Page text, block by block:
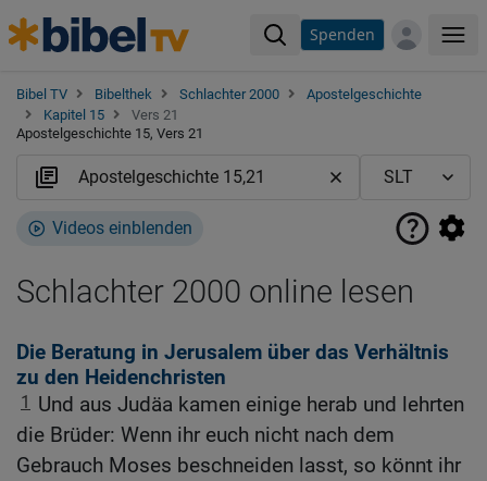
Spenden
Bibel TV Bibelthek Schlachter 2000
Apostelgeschichte
Kapitel 15
Vers 21
Apostelgeschichte 15, Vers 21
Videos einblenden
Schlachter 2000 online lesen
Die Beratung in Jerusalem über das Verhältnis
zu den Heidenchristen
1
Und aus Judäa kamen einige herab und lehrten
die Brüder: Wenn ihr euch nicht nach dem
Gebrauch Moses beschneiden lasst, so könnt ihr